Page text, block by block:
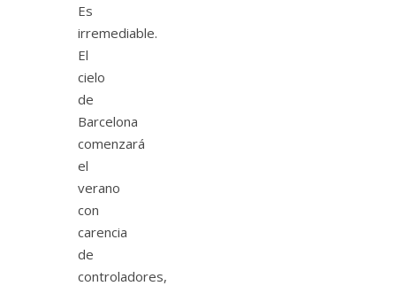
Es
irremediable.
El
cielo
de
Barcelona
comenzará
el
verano
con
carencia
de
controladores,